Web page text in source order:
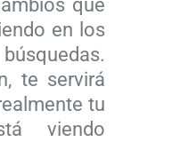
que
en los
te servirá
tu
viendo
a
t
e
g
i
a